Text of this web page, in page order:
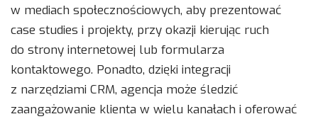
w mediach społecznościowych, aby prezentować
case studies i projekty, przy okazji kierując ruch
do strony internetowej lub formularza
kontaktowego. Ponadto, dzięki integracji
z narzędziami CRM, agencja może śledzić
zaangażowanie klienta w wielu kanałach i oferować